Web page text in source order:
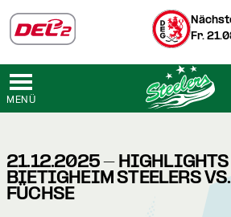
Fr.
MENÜ
21.12.2025 -
BIETIGHEIM STEELERS
FÜCHSE